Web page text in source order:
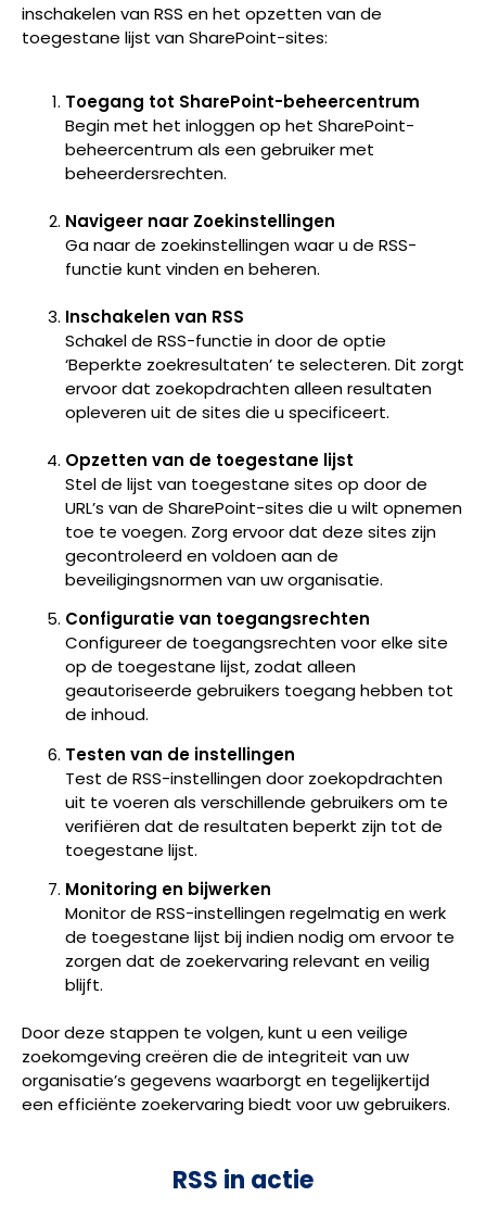
inschakelen van RSS en het opzetten van de
toegestane lijst van SharePoint-sites:
Toegang tot SharePoint-beheercentrum
Begin met het inloggen op het SharePoint-
beheercentrum als een gebruiker met
beheerdersrechten.
Navigeer naar Zoekinstellingen
Ga naar de zoekinstellingen waar u de RSS-
functie kunt vinden en beheren.
Inschakelen van RSS
Schakel de RSS-functie in door de optie
‘Beperkte zoekresultaten’ te selecteren. Dit zorgt
ervoor dat zoekopdrachten alleen resultaten
opleveren uit de sites die u specificeert.
Opzetten van de toegestane lijst
Stel de lijst van toegestane sites op door de
URL’s van de SharePoint-sites die u wilt opnemen
toe te voegen. Zorg ervoor dat deze sites zijn
gecontroleerd en voldoen aan de
beveiligingsnormen van uw organisatie.
Configuratie van toegangsrechten
Configureer de toegangsrechten voor elke site
op de toegestane lijst, zodat alleen
geautoriseerde gebruikers toegang hebben tot
de inhoud.
Testen van de instellingen
Test de RSS-instellingen door zoekopdrachten
uit te voeren als verschillende gebruikers om te
verifiëren dat de resultaten beperkt zijn tot de
toegestane lijst.
Monitoring en bijwerken
Monitor de RSS-instellingen regelmatig en werk
de toegestane lijst bij indien nodig om ervoor te
zorgen dat de zoekervaring relevant en veilig
blijft.
Door deze stappen te volgen, kunt u een veilige
zoekomgeving creëren die de integriteit van uw
organisatie’s gegevens waarborgt en tegelijkertijd
een efficiënte zoekervaring biedt voor uw gebruikers.
RSS in actie